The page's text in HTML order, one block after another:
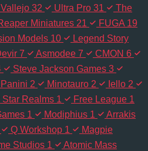
Vallejo 32 Ultra Pro 31
The
Miniatures 21 FUGA 19
Models 10
Legend Story
7 Asmodee 7 CMON 6
Steve Jackson Games 3
Panini 2 Minotauro 2 Iello 2
Star Realms 1 Free League 1
1 Modiphius 1
Arrakis
Q Workshop 1
Magpie
Studios 1
Atomic Mass